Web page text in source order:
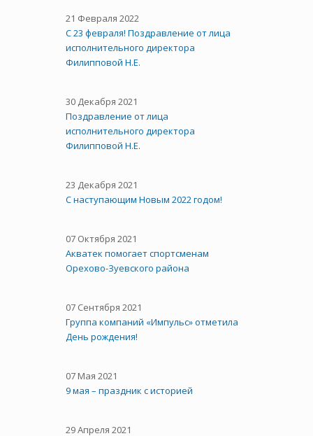
21 Февраля 2022
С 23 февраля! Поздравление от лица
исполнительного директора
Филипповой Н.Е.
30 Декабря 2021
Поздравление от лица
исполнительного директора
Филипповой Н.Е.
23 Декабря 2021
С наступающим Новым 2022 годом!
07 Октября 2021
Акватек помогает спортсменам
Орехово-Зуевского района
07 Сентября 2021
Группа компаний «Импульс» отметила
День рождения!
07 Мая 2021
9 мая – праздник с историей
29 Апреля 2021